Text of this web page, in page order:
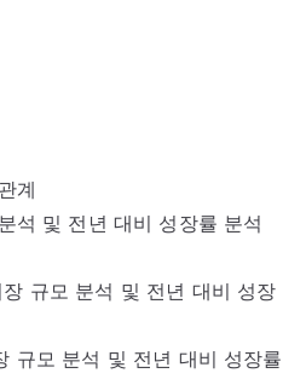
계
석 및 전년 대비 성장률 분석
규모 분석 및 전년 대비 성장
규모 분석 및 전년 대비 성장률